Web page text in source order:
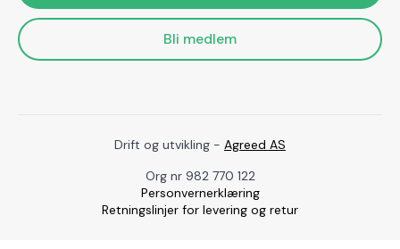
Bli medlem
Drift og utvikling - Agreed AS
Org nr 982 770 122
Personvernerklæring
Retningslinjer for levering og retur